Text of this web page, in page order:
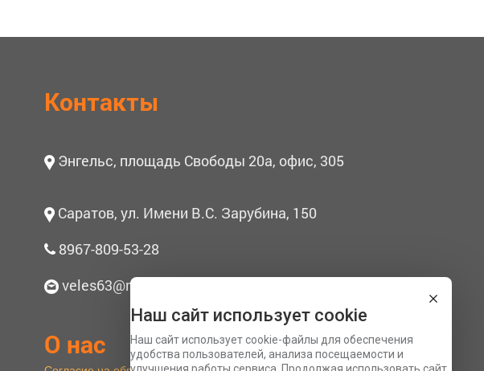
Контакты
Энгельс, площадь Свободы 20а, офис, 305
Саратов, ул. Имени В.С. Зарубина, 150
8967-809-53-28
veles63@mail.ru
О нас
Наш сайт использует cookie
Наш сайт использует cookie-файлы для обеспечения
удобства пользователей, анализа посещаемости и